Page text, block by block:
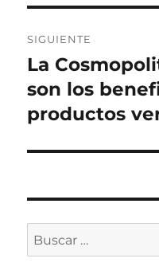
SIGUIENTE
Siguiente
entrada:
La
son los
productos
Buscar
por: